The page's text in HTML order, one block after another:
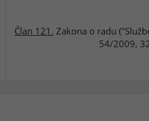
Član 121. Zakona o radu
54/2009,